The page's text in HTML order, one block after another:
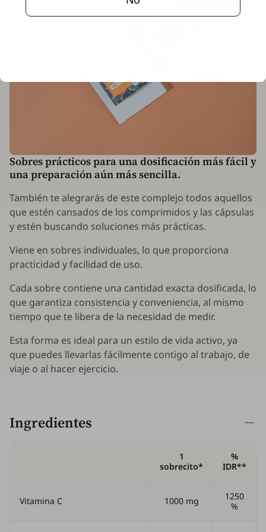
Sobres prácticos para una dosificación más fácil y
una preparación aún más sencilla.
También te alegrarás de este complejo todos aquellos
que estén cansados de los comprimidos y las cápsulas
y estén buscando soluciones más prácticas.
Viene en sobres individuales, lo que proporciona
practicidad y facilidad de uso.
Cada sobre contiene una cantidad exacta dosificada, lo
que garantiza consistencia y conveniencia, al mismo
tiempo que te libera de la necesidad de medir.
Esta forma es ideal para un estilo de vida activo, ya
que puedes llevarlas fácilmente contigo al trabajo, de
viaje o al hacer ejercicio.
Ingredientes
1
sobrecito*
%
IDR**
Vitamina C 1000 mg
1250
%